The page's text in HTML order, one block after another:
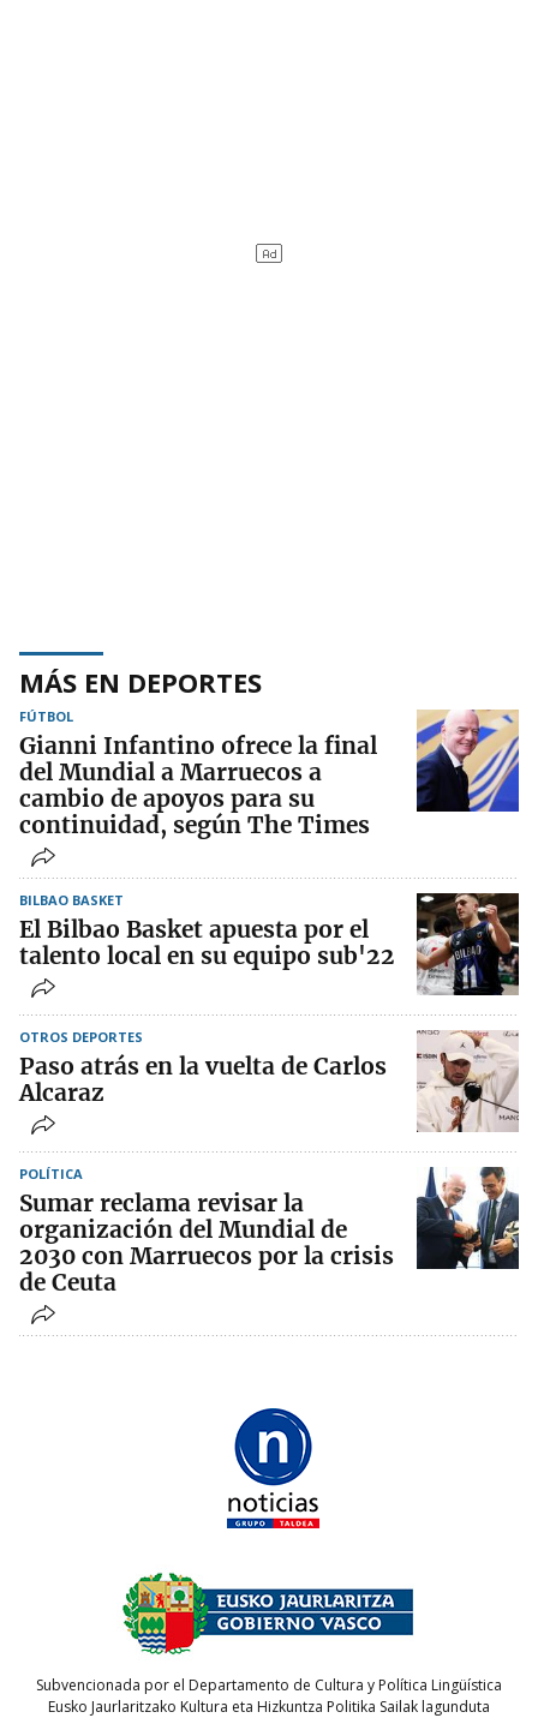
MÁS EN DEPORTES
FÚTBOL
Gianni Infantino ofrece la final
del Mundial a Marruecos a
cambio de apoyos para su
continuidad, según The Times
BILBAO BASKET
El Bilbao Basket apuesta por el
talento local en su equipo sub'22
OTROS DEPORTES
Paso atrás en la vuelta de Carlos
Alcaraz
POLÍTICA
Sumar reclama revisar la
organización del Mundial de
2030 con Marruecos por la crisis
de Ceuta
Subvencionada por el Departamento de Cultura y Política Lingüística
Eusko Jaurlaritzako Kultura eta Hizkuntza Politika Sailak lagunduta